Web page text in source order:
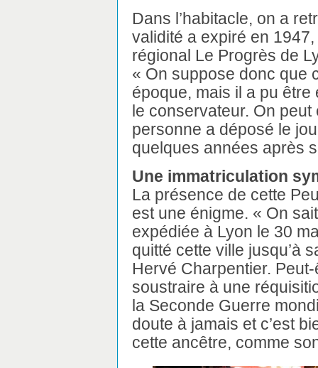
Dans l’habitacle, on a
validité a expiré en
régional Le Progrès de
« On suppose donc que
époque, mais il a pu
le conservateur. On peut
personne a déposé le
quelques années après
Une immatriculation
La présence de cette
est une énigme. « On
expédiée à Lyon le 30
quitté cette ville jusqu’à
Hervé Charpentier.
soustraire à une
la Seconde Guerre
doute à jamais et c’est
cette ancêtre, comme